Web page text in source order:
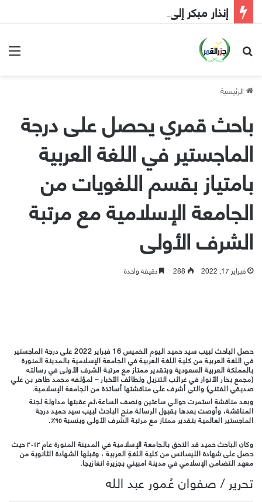
إنذار مبكر إلى الحكومة
بحث عن
الرئيسية
باحث قمري يحصل على درجة
الماجستير في اللغة العربية
بامتياز بقسم اللغويات من
الجامعة الإسلامية مع مرتبة
الشرف الأولى
فبراير 17, 2022 288 دقيقة واحدة
حصل الباحث لبيب سيد حميد اليوم الخميس 16 فبراير 2022 على درجة الماجستير
في اللغة العربية من كلية اللغة العربية في الجامعة الإسلامية بالمدينة المنورة
بالمملكة العربية السعودية وبتقدير ممتاز مع مرتبة الشرف الأولى في رسالته
(مجمع بحار الأنوار في غرائب التنزيل ولطائف الأخبار – لمؤلفه محمد طاهر بن علي
صديقي الفتني) والتي أشرف على مناقشتها أساتذة من الجامعة الإسلامية.
وبعد مناقشة استمرت حوالي ساعتين ونصف الساعة،ثم عقبتها مداولة لجنة
المناقشة، وأوصت بعدها بقبول الرسالة منح الباحث لبيب سيد حميد درجة
الماجستير العالمية بتقدير ممتاز مع مرتبة الشرف الأولى وبنسبة ٩٥٪.
وكان الباحث حميد قد التحق بالجامعة الإسلامية في المدينة المنورة عام ٢٠١٢ حيث
حصل على شهادة الليسانس من كلية اللغةِ العربية ، وقبلها الشهادة الثانوية من
معهد التضامن الإسلامي في مدينة امبيني بجزيرة انغازيجا.
تحرير / صفوان عُمور عبد الله